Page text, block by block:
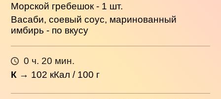
Морской гребешок - 1 шт.
Васаби, соевый соус, маринованный
имбирь - по вкусу
0 ч. 20 мин.
К → 102 кКал / 100 г